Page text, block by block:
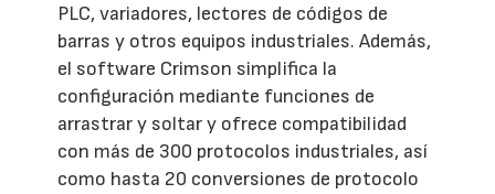
PLC, variadores, lectores de códigos de
barras y otros equipos industriales. Además,
el software Crimson simplifica la
configuración mediante funciones de
arrastrar y soltar y ofrece compatibilidad
con más de 300 protocolos industriales, así
como hasta 20 conversiones de protocolo